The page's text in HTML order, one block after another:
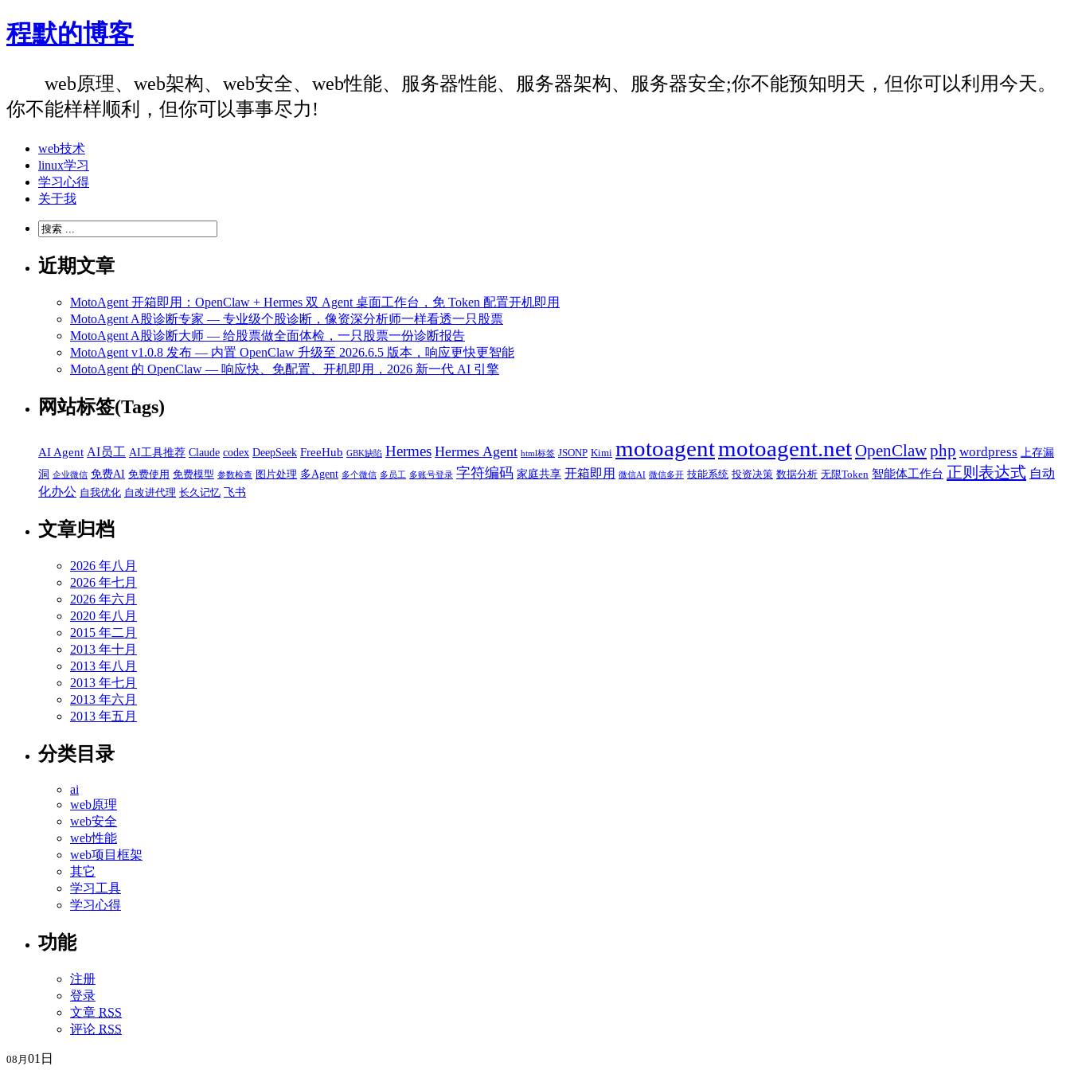
程默的博客
web原理、web架构、web安全、web性能、服务器性能、服务器架构、服务器安全;你不能预知明天，但你可以利用今天。
你不能样样顺利，但你可以事事尽力!
web技术
linux学习
学习心得
关于我
近期文章
MotoAgent 开箱即用：OpenClaw + Hermes 双 Agent 桌面工作台，免 Token 配置开机即用
MotoAgent A股诊断专家 — 专业级个股诊断，像资深分析师一样看透一只股票
MotoAgent A股诊断大师 — 给股票做全面体检，一只股票一份诊断报告
MotoAgent v1.0.8 发布 — 内置 OpenClaw 升级至 2026.6.5 版本，响应更快更智能
MotoAgent 的 OpenClaw — 响应快、免配置、开机即用，2026 新一代 AI 引擎
网站标签(Tags)
AI Agent AI员工 AI工具推荐 Claude codex DeepSeek FreeHub GBK缺陷 Hermes Hermes Agent html标签 JSONP Kimi motoagentmotoagent.netOpenClawphp wordpress
上存漏
洞 企业微信 免费AI 免费使用 免费模型 参数检查 图片处理 多Agent 多个微信 多员工 多账号登录 字符编码 家庭共享 开箱即用 微信AI 微信多开 技能系统 投资决策 数据分析 无限Token 智能体工作台 正则表达式 自动
化办公 自我优化 自改进代理 长久记忆 飞书
文章归档
2026 年八月
2026 年七月
2026 年六月
2020 年八月
2015 年二月
2013 年十月
2013 年八月
2013 年七月
2013 年六月
2013 年五月
分类目录
ai
web原理
web安全
web性能
web项目框架
其它
学习工具
学习心得
功能
注册
登录
文章 RSS
评论 RSS
08月01日